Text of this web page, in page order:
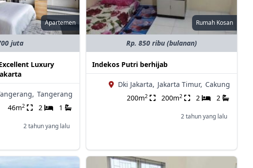
Apartemen
juta
Luxury
Tangerang
46m2 2 1
2 tahun yang lalu
Rumah Kosan
Rp. 850 ribu (bulanan)
Indekos Putri berhijab
Dki Jakarta, Jakarta Timur, Cakung
200m2 200m2 2 2
2 tahun yang lalu